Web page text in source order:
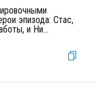
эпизода: Стас,
и Ни...